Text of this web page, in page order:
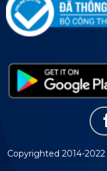
Copyrighted 2014-